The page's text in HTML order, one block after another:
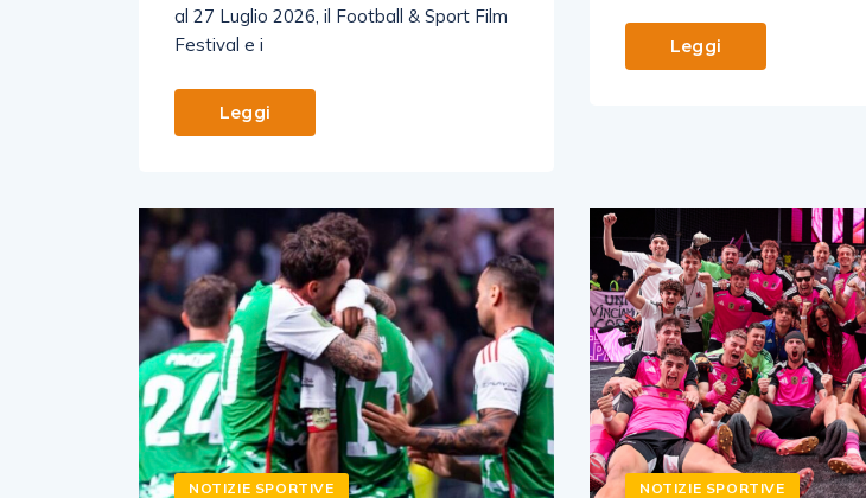
al 27 Luglio 2026, il Football & Sport Film
Festival e i
Leggi
Leggi
NOTIZIE SPORTIVE NOTIZIE SPORTIVE